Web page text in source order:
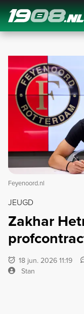
Navigation
Feyenoord.nl
JEUGD
Zakhar
18 jun. 2026 11:19
Stan